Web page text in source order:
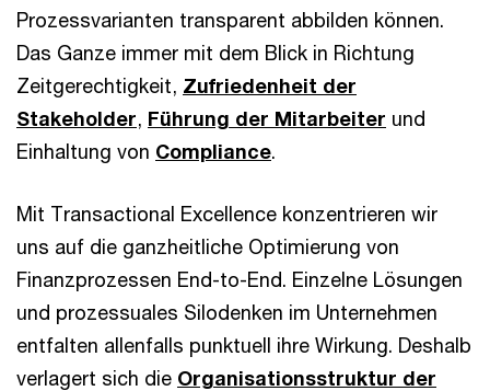
Prozessvarianten transparent abbilden können.
Das Ganze immer mit dem Blick in Richtung
Zeitgerechtigkeit, Zufriedenheit der
Stakeholder, Führung der Mitarbeiter und
Einhaltung von Compliance.
Mit Transactional Excellence konzentrieren wir
uns auf die ganzheitliche Optimierung von
Finanzprozessen End-to-End. Einzelne Lösungen
und prozessuales Silodenken im Unternehmen
entfalten allenfalls punktuell ihre Wirkung. Deshalb
verlagert sich die Organisationsstruktur der